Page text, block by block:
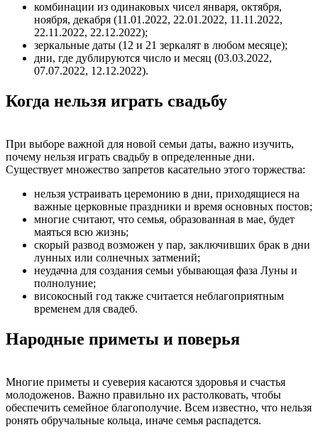
комбинации из одинаковых чисел января, октября,
ноября, декабря (11.01.2022, 22.01.2022, 11.11.2022,
22.11.2022, 22.12.2022);
зеркальные даты (12 и 21 зеркалят в любом месяце);
дни, где дублируются число и месяц (03.03.2022,
07.07.2022, 12.12.2022).
Когда нельзя играть свадьбу
При выборе важной для новой семьи даты, важно изучить,
почему нельзя играть свадьбу в определенные дни.
Существует множество запретов касательно этого торжества:
нельзя устраивать церемонию в дни, приходящиеся на
важные церковные праздники и время основных постов;
многие считают, что семья, образованная в мае, будет
маяться всю жизнь;
скорый развод возможен у пар, заключивших брак в дни
лунных или солнечных затмений;
неудачна для создания семьи убывающая фаза Луны и
полнолуние;
високосный год также считается неблагоприятным
временем для свадеб.
Народные приметы и поверья
Многие приметы и суеверия касаются здоровья и счастья
молодоженов. Важно правильно их растолковать, чтобы
обеспечить семейное благополучие. Всем известно, что нельзя
ронять обручальные кольца, иначе семья распадется.